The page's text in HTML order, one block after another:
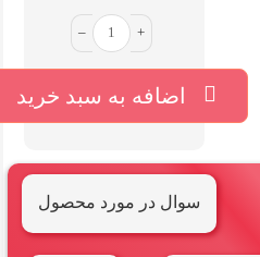
– +
اضافه به سبد خرید
سوال در مورد محصول